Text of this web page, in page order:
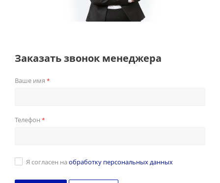
Заказать звонок менеджера
Ваше имя *
Телефон *
Я согласен на обработку персональных данных